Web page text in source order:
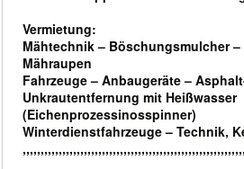
Vermietung:
Mähtechnik – Böschungsmulcher
Mähraupen
Fahrzeuge – Anbaugeräte –
Unkrautentfernung mit Heißwasser
(Eichenprozessinosspinner)
Winterdienstfahrzeuge – Technik,